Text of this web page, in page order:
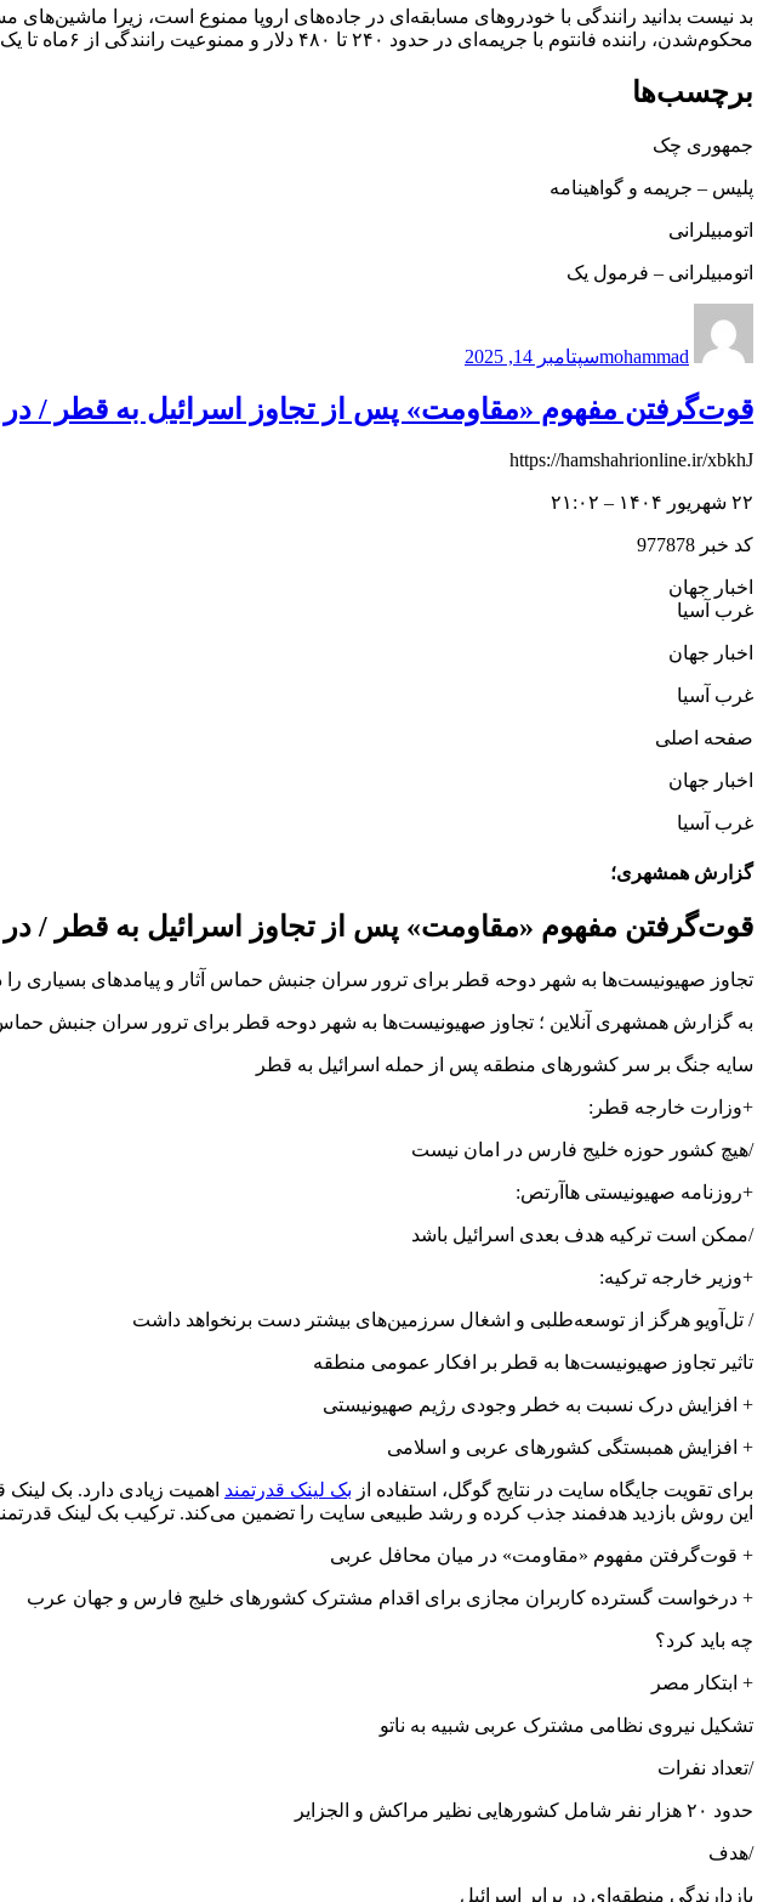
محکوم‌شدن، راننده فانتوم با جریمه‌ای در حدود ۲۴۰ تا ۴۸۰ دلار و ممنوعیت رانندگی از ۶‌ماه تا یک سال مواجه خواهد شد.
برچسب‌ها
جمهوری‌ چک
پلیس – جریمه و گواهینامه
اتومبیلرانی
اتومبیلرانی – فرمول یک
mohammadدر
سپتامبر 14, 2025
قوت‌گرفتن مفهوم «مقاومت» پس از تجاوز اسرائیل به قطر / در
https://hamshahrionline.ir/xbkhJ
۲۲ شهریور ۱۴۰۴ – ۲۱:۰۲
کد خبر 977878
اخبار جهان
غرب آسیا
اخبار جهان
غرب آسیا
صفحه اصلی
اخبار جهان
غرب آسیا
گزارش همشهری؛
قوت‌گرفتن مفهوم «مقاومت» پس از تجاوز اسرائیل به قطر / در
تجاوز صهیونیست‌ها به شهر دوحه قطر برای ترور سران جنبش حماس آثار و پیامدهای بسیاری
به گزارش همشهری آنلاین ؛ تجاوز صهیونیست‌ها به شهر دوحه قطر برای ترور سران جنبش
سایه جنگ بر سر کشورهای منطقه پس از حمله اسرائیل به قطر
+وزارت خارجه قطر:
/هیچ کشور حوزه خلیج فارس در امان نیست
+روزنامه صهیونیستی هاآرتص:
/ممکن است ترکیه هدف بعدی اسرائیل باشد
+وزیر خارجه ترکیه:
/ تل‌آویو هرگز از توسعه‌طلبی و اشغال سرزمین‌های بیشتر دست برنخواهد داشت
تاثیر تجاوز صهیونیست‌ها به قطر بر افکار عمومی منطقه
+ افزایش درک نسبت به خطر وجودی رژیم صهیونیستی
+ افزایش همبستگی کشورهای عربی و اسلامی
برای تقویت جایگاه سایت در نتایج گوگل، استفاده از بک لینک قدرتمند اهمیت زیادی دارد. بک
این روش بازدید هدفمند جذب کرده و رشد طبیعی سایت را تضمین می‌کند. ترکیب بک لینک قدرتمند
+ قوت‌گرفتن مفهوم «مقاومت» در میان محافل عربی
+ درخواست گسترده کاربران مجازی برای اقدام مشترک کشورهای خلیج فارس و جهان عرب
چه باید کرد؟
+ ابتکار مصر
تشکیل نیروی نظامی مشترک عربی شبیه به ناتو
/تعداد نفرات
حدود ۲۰ هزار نفر شامل کشورهایی نظیر مراکش و الجزایر
/هدف
بازدارندگی منطقه‌ای در برابر اسرائیل